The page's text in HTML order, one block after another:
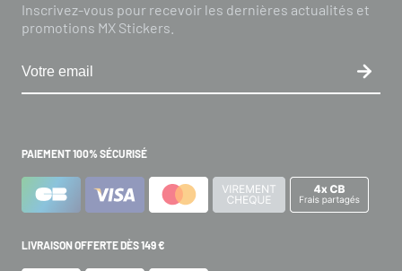
Inscrivez-vous pour recevoir les dernières actualités et
promotions MX Stickers.
PAIEMENT 100% SÉCURISÉ
LIVRAISON OFFERTE DÈS 149 €